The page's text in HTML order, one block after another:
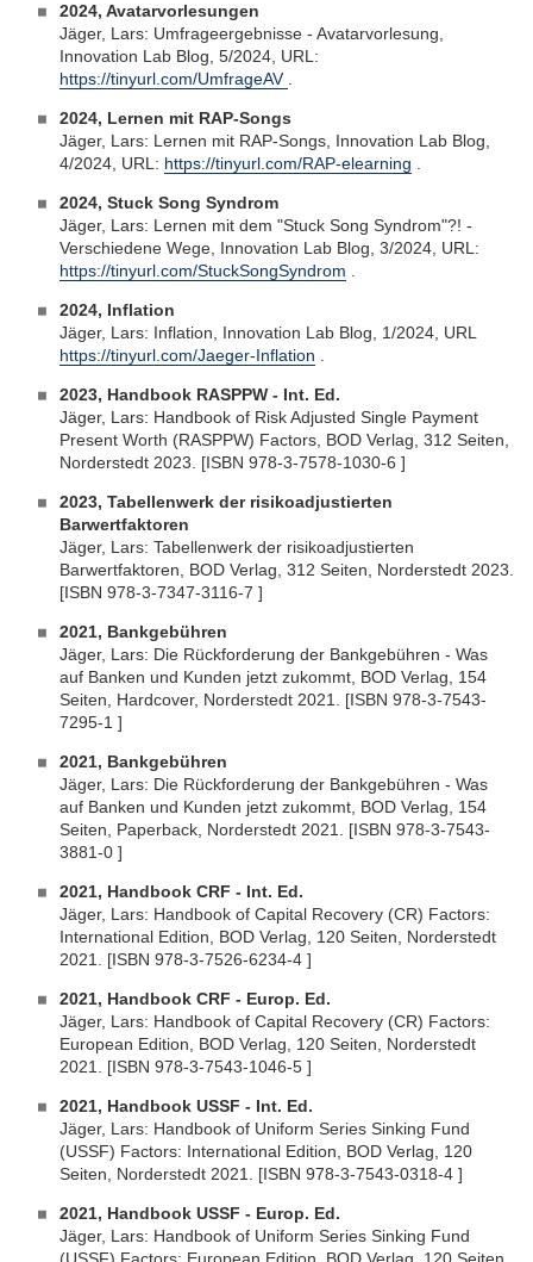
2024, Avatarvorlesungen
Jäger, Lars: Umfrageergebnisse - Avatarvorlesung,
Innovation Lab Blog, 5/2024, URL:
https://tinyurl.com/UmfrageAV
2024, Lernen mit RAP-Songs
Jäger, Lars: Lernen mit RAP-Songs, Innovation Lab Blog,
4/2024, URL: https://tinyurl.com/RAP-elearning
2024, Stuck Song Syndrom
Jäger, Lars: Lernen mit dem "Stuck Song Syndrom"?! -
Verschiedene Wege, Innovation Lab Blog, 3/2024, URL:
https://tinyurl.com/StuckSongSyndrom
2024, Inflation
Jäger, Lars: Inflation, Innovation Lab Blog, 1/2024, URL
https://tinyurl.com/Jaeger-Inflation
2023, Handbook RASPPW - Int. Ed.
Jäger, Lars: Handbook of Risk Adjusted Single Payment
Present Worth (RASPPW) Factors, BOD Verlag, 312 Seiten,
Norderstedt 2023. [ISBN 978-3-7578-1030-6 ]
2023, Tabellenwerk der risikoadjustierten
Barwertfaktoren
Jäger, Lars: Tabellenwerk der risikoadjustierten
Barwertfaktoren, BOD Verlag, 312 Seiten, Norderstedt 2023.
[ISBN 978-3-7347-3116-7 ]
2021, Bankgebühren
Jäger, Lars: Die Rückforderung der Bankgebühren - Was
auf Banken und Kunden jetzt zukommt, BOD Verlag, 154
Seiten, Hardcover, Norderstedt 2021. [ISBN 978-3-7543-
7295-1 ]
2021, Bankgebühren
Jäger, Lars: Die Rückforderung der Bankgebühren - Was
auf Banken und Kunden jetzt zukommt, BOD Verlag, 154
Seiten, Paperback, Norderstedt 2021. [ISBN 978-3-7543-
3881-0 ]
2021, Handbook CRF - Int. Ed.
Jäger, Lars: Handbook of Capital Recovery (CR) Factors:
International Edition, BOD Verlag, 120 Seiten, Norderstedt
2021. [ISBN 978-3-7526-6234-4 ]
2021, Handbook CRF - Europ. Ed.
Jäger, Lars: Handbook of Capital Recovery (CR) Factors:
European Edition, BOD Verlag, 120 Seiten, Norderstedt
2021. [ISBN 978-3-7543-1046-5 ]
2021, Handbook USSF - Int. Ed.
Jäger, Lars: Handbook of Uniform Series Sinking Fund
(USSF) Factors: International Edition, BOD Verlag, 120
Seiten, Norderstedt 2021. [ISBN 978-3-7543-0318-4 ]
2021, Handbook USSF - Europ. Ed.
Jäger, Lars: Handbook of Uniform Series Sinking Fund